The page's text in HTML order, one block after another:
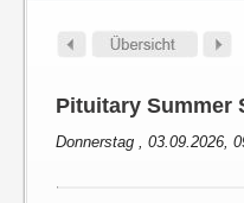
Pituitary Summer
Donnerstag , 03.09.2026,